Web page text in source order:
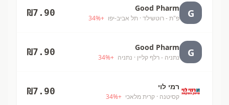
G
Good Pharm
פ"ת - רוטשילד · תל אביב-יפו +
34%
₪7.90
G
Good Pharm
נתניה - רלף קליין · נתניה +
34%
₪7.90
רמי לוי
קסיטנה · קרית מלאכי +
34%
₪7.90